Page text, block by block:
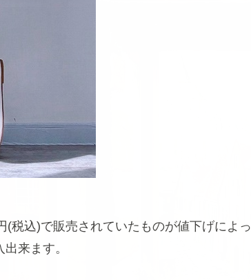
税込)で販売されていたものが値下げによっ
出来ます。